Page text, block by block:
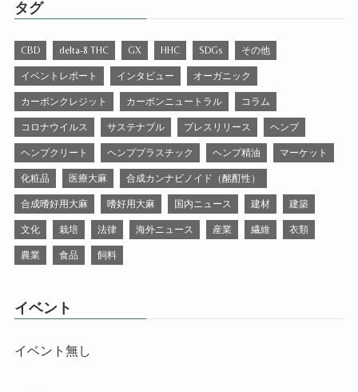
タグ
CBD delta-8 THC GX HHC SDGs その他
イベントレポート インタビュー オーガニック
カーボンクレジット カーボンニュートラル コラム
コロナウイルス サステナブル プレスリリース ヘンプ
ヘンプクリート ヘンププラスチック ヘンプ精油 マーケット
化粧品 医療大麻 合成カンナビノイド（酩酊性）
合成嗜好用大麻 嗜好用大麻 国内ニュース 建材 建築
文化 栽培 法律 海外ニュース 産業 繊維 衣類
農業 食品 飼料
イベント
イベント無し